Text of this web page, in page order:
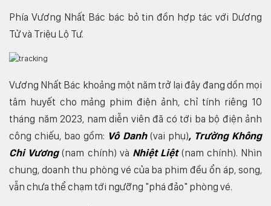
Phía Vương Nhất Bác bác bỏ tin đồn hợp tác với Dương
Tử và Triệu Lộ Tư.
Vương Nhất Bác khoảng một năm trở lại đây đang dồn mọi
tâm huyết cho mảng phim điện ảnh, chỉ tính riêng 10
tháng năm 2023, nam diễn viên đã có tới ba bộ điện ảnh
công chiếu, bao gồm: Vô Danh (vai phụ), Trường Không
Chi Vương(nam chính) và Nhiệt Liệt(nam chính). Nhìn
chung, doanh thu phòng vé của ba phim đều ổn áp, song,
vẫn chưa thể chạm tới ngưỡng "phá đảo" phòng vé.